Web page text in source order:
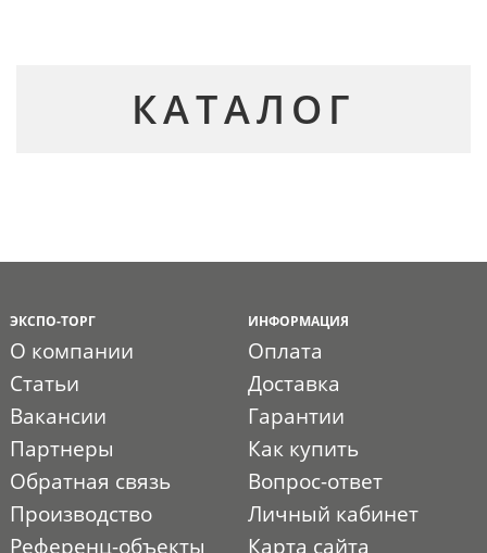
КАТАЛОГ
ЭКСПО-ТОРГ
О компании
Статьи
Вакансии
Партнеры
Обратная связь
Производство
Референц-объекты
ИНФОРМАЦИЯ
Оплата
Доставка
Гарантии
Как купить
Вопрос-ответ
Личный кабинет
Карта сайта